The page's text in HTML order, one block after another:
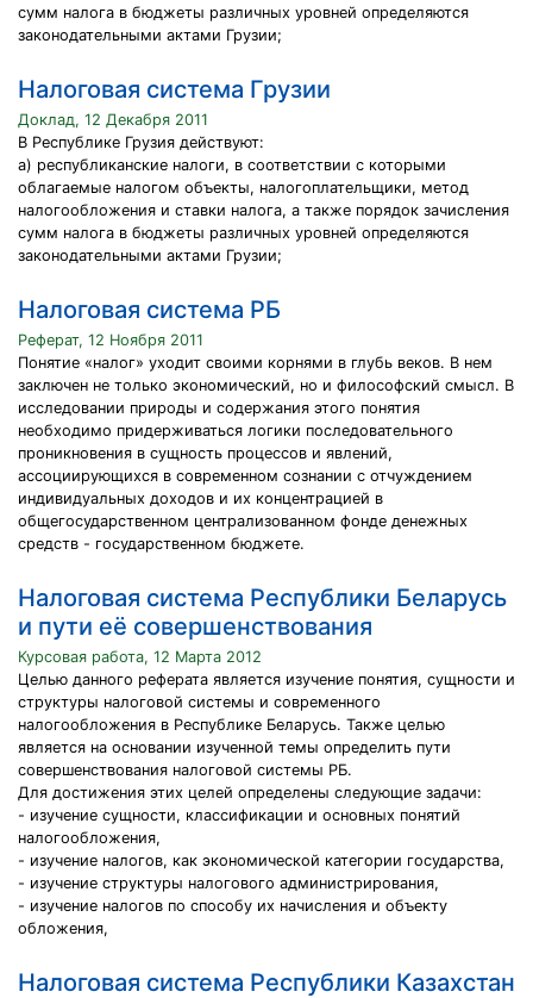
сумм налога в бюджеты различных уровней определяются
законодательными актами Грузии;
Налоговая система Грузии
Доклад, 12 Декабря 2011
В Республике Грузия действуют:
а) республиканские налоги, в соответствии с которыми
облагаемые налогом объекты, налогоплательщики, метод
налогообложения и ставки налога, а также порядок зачисления
сумм налога в бюджеты различных уровней определяются
законодательными актами Грузии;
Налоговая система РБ
Реферат, 12 Ноября 2011
Понятие «налог» уходит своими корнями в глубь веков. В нем
заключен не только экономический, но и философский смысл. В
исследовании природы и содержания этого понятия
необходимо придерживаться логики последовательного
проникновения в сущность процессов и явлений,
ассоциирующихся в современном сознании с отчуждением
индивидуальных доходов и их концентрацией в
общегосударственном централизованном фонде денежных
средств - государственном бюджете.
Налоговая система Республики Беларусь
и пути её совершенствования
Курсовая работа, 12 Марта 2012
Целью данного реферата является изучение понятия, сущности и
структуры налоговой системы и современного
налогообложения в Республике Беларусь. Также целью
является на основании изученной темы определить пути
совершенствования налоговой системы РБ.
Для достижения этих целей определены следующие задачи:
- изучение сущности, классификации и основных понятий
налогообложения,
- изучение налогов, как экономической категории государства,
- изучение структуры налогового администрирования,
- изучение налогов по способу их начисления и объекту
обложения,
Налоговая система Республики Казахстан